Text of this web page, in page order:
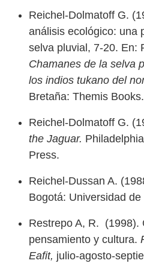
Reichel-Dolmatoff G.
análisis ecológico: una
selva pluvial, 7-20. En:
Chamanes de la selva
los indios tukano del
Bretaña: Themis Books.
Reichel-Dolmatoff G.
the Jaguar.
Press.
Reichel-Dussan A.
Bogotá: Universidad de
Restrepo A, R. (1998).
pensamiento y cultura.
Eafit, julio-agosto-